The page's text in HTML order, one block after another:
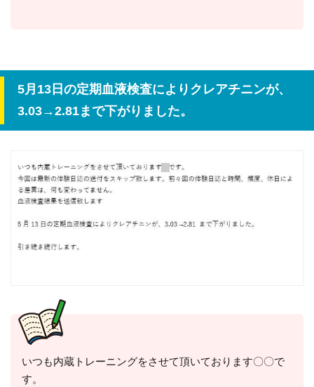
5月13日の定期血液検査によりクレアチニンが、
3.03→2.81まで下がりました。
いつも内蔵トレーニングをさせて頂いております〇〇で
す。